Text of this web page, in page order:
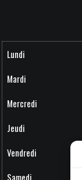
Lundi
Mardi
Mercredi
Jeudi
Vendredi
Samedi